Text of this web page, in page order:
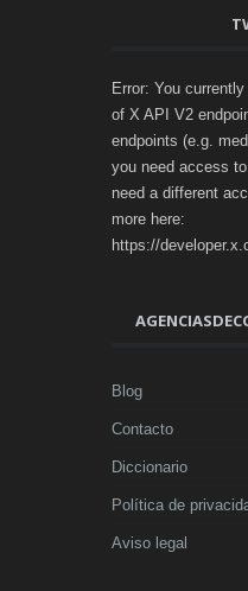
Error: You
of X API V2
endpoints (e.g.
you need access
need a different
more here:
https://
Blog
Contacto
Diccionario
Política de
Aviso legal